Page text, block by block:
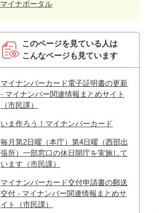
マイナポータル
このページを見ている人は
こんなページも見ています
マイナンバーカード電子証明書の更新
- マイナンバー関連情報まとめサイト
（市民課）
いま作ろう！マイナンバーカード
毎月第2日曜（本庁）第4日曜（西部出
張所）一部窓口の休日開庁を実施して
います（市民課）
マイナンバーカード交付申請書の郵送
交付 - マイナンバー関連情報まとめサ
イト（市民課）